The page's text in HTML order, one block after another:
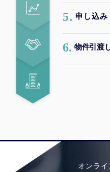
5. 申し込
6. 物件引渡
オンライ